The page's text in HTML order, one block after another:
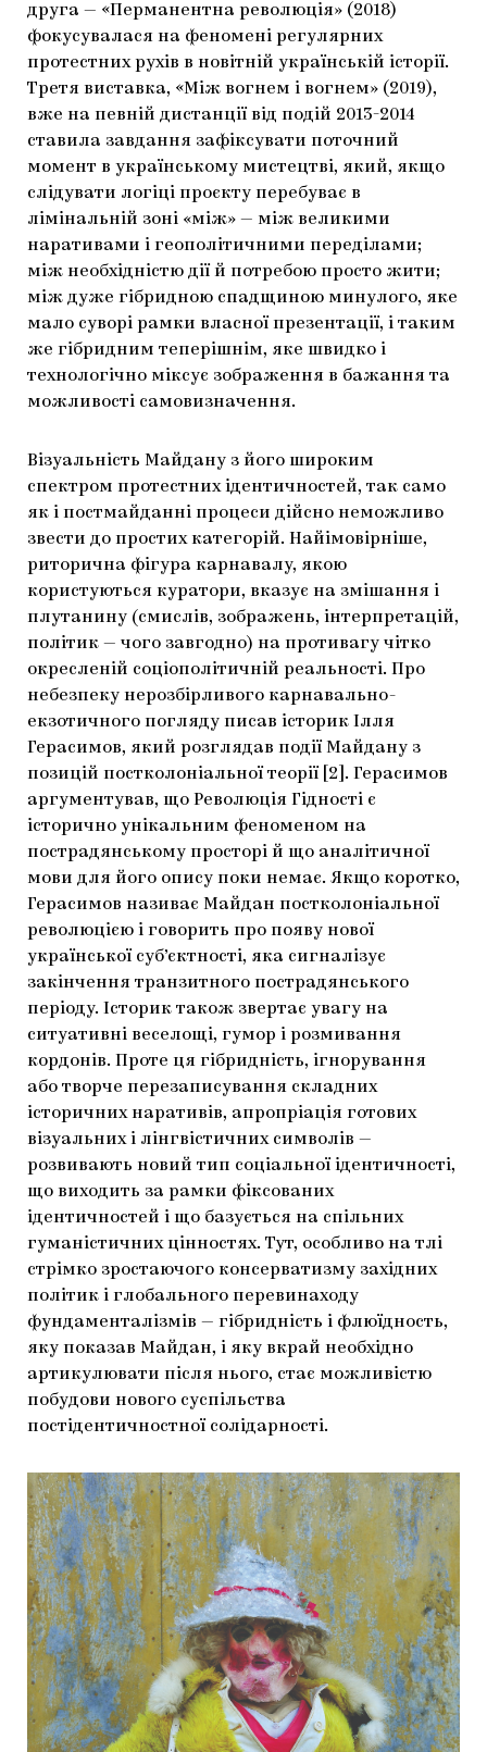
друга — «Перманентна революція» (2018)
фокусувалася на феномені регулярних
протестних рухів в новітній українській історії.
Третя виставка, «Між вогнем і вогнем» (2019),
вже на певній дистанції від подій 2013-2014
ставила завдання зафіксувати поточний
момент в українському мистецтві, який, якщо
слідувати логіці проєкту перебуває в
лімінальній зоні «між» — між великими
наративами і геополітичними переділами;
між необхідністю дії й потребою просто жити;
між дуже гібридною спадщиною минулого, яке
мало суворі рамки власної презентації, і таким
же гібридним теперішнім, яке швидко і
технологічно міксує зображення в бажання та
можливості самовизначення.
Візуальність Майдану з його широким
спектром протестних ідентичностей, так само
як і постмайданні процеси дійсно неможливо
звести до простих категорій. Найімовірніше,
риторична фігура карнавалу, якою
користуються куратори, вказує на змішання і
плутанину (смислів, зображень, інтерпретацій,
політик — чого завгодно) на противагу чітко
окресленій соціополітичній реальності. Про
небезпеку нерозбірливого карнавально-
екзотичного погляду писав історик Ілля
Герасимов, який розглядав події Майдану з
позицій постколоніальної теорії [2]. Герасимов
аргументував, що Революція Гідності є
історично унікальним феноменом на
пострадянському просторі й що аналітичної
мови для його опису поки немає. Якщо коротко,
Герасимов називає Майдан постколоніальної
революцією і говорить про появу нової
української суб’єктності, яка сигналізує
закінчення транзитного пострадянського
періоду. Історик також звертає увагу на
ситуативні веселощі, гумор і розмивання
кордонів. Проте ця гібридність, ігнорування
або творче перезаписування складних
історичних наративів, апропріація готових
візуальних і лінгвістичних символів —
розвивають новий тип соціальної ідентичності,
що виходить за рамки фіксованих
ідентичностей і що базується на спільних
гуманістичних цінностях. Тут, особливо на тлі
стрімко зростаючого консерватизму західних
політик і глобального перевинаходу
фундаменталізмів — гібридність і флюїдность,
яку показав Майдан, і яку вкрай необхідно
артикулювати після нього, стає можливістю
побудови нового суспільства
постідентичностної солідарності.